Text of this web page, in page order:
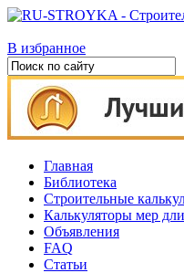
В избранное
Главная
Библиотека
Строительные
Калькуляторы мер
Объявления
FAQ
Статьи